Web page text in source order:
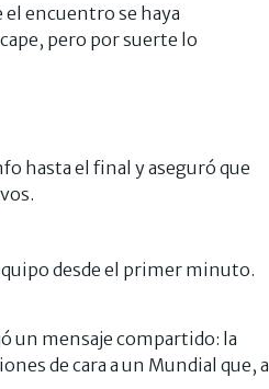
encuentro se haya
pero por suerte lo
hasta el final y aseguró que
desde el primer minuto.
un mensaje compartido: la
de cara a un Mundial que, a